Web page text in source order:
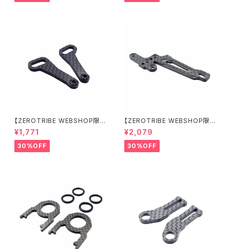
【ZEROTRIBE WEBSHOP限
定価格】RCM-X4-CSAF カ
ーボンフロントステアリングアー
ムセット XRAY X4用
¥1,771
30%OFF
【ZEROTRIBE WEBSHOP限
定価格】RCM-X4-FSM-F G
eoCarbon フローティングフロ
ントサーボマウント XRAY X4用
¥2,079
30%OFF